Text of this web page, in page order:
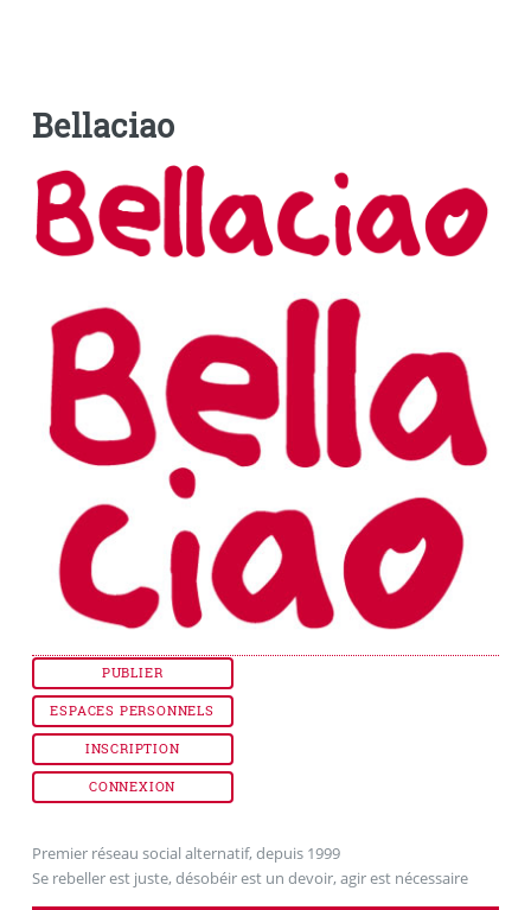
Bellaciao
PUBLIER
ESPACES PERSONNELS
INSCRIPTION
CONNEXION
Premier réseau social alternatif, depuis 1999
Se rebeller est juste, désobéir est un devoir, agir est nécessaire